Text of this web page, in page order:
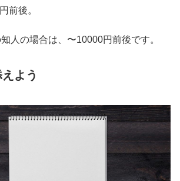
前後。
人の場合は、〜10000円前後です。
よう